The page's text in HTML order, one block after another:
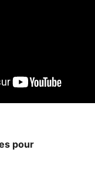
pour